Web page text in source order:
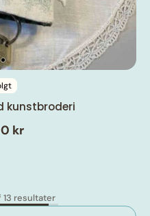
kunstbroderi
kr
13 resultater